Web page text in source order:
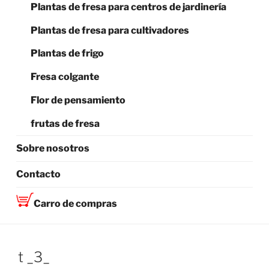
Plantas de fresa para centros de jardinería
Plantas de fresa para cultivadores
Plantas de frigo
Fresa colgante
Flor de pensamiento
frutas de fresa
Sobre nosotros
Contacto
Carro de compras
t _3_